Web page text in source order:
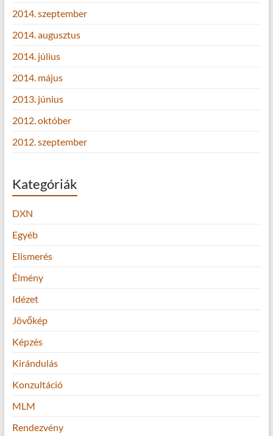
2014. szeptember
2014. augusztus
2014. július
2014. május
2013. június
2012. október
2012. szeptember
Kategóriák
DXN
Egyéb
Elismerés
Élmény
Idézet
Jövőkép
Képzés
Kirándulás
Konzultáció
MLM
Rendezvény